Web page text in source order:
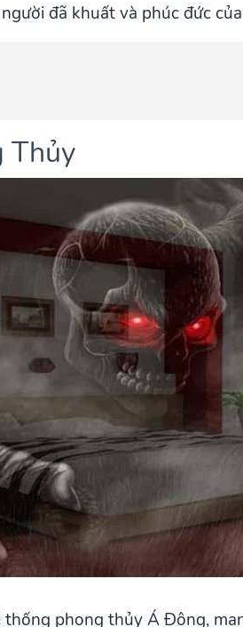
đã khuất và phúc đức
Thủy
phong thủy Á Đông,